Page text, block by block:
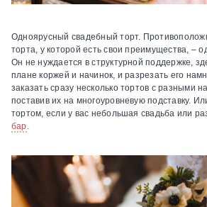
Одноярусный свадебный торт.
торта, у которой есть свои преимущества, –
Он не нуждается в структурной поддержке,
плане коржей и начинок, и разрезать его
заказать сразу несколько тортов с разными
поставив их на многоуровневую подставку.
тортом, если у вас небольшая свадьба или
бар